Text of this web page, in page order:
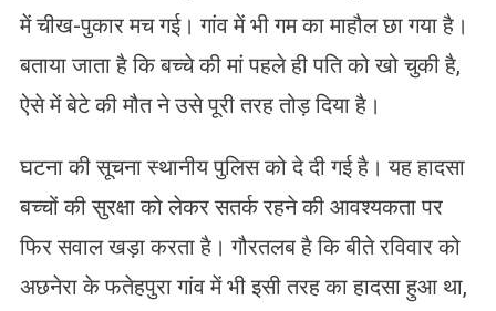
में चीख-पुकार मच गई। गांव में भी गम का माहौल छा गया है।
बताया जाता है कि बच्चे की मां पहले ही पति को खो चुकी है,
ऐसे में बेटे की मौत ने उसे पूरी तरह तोड़ दिया है।
घटना की सूचना स्थानीय पुलिस को दे दी गई है। यह हादसा
बच्चों की सुरक्षा को लेकर सतर्क रहने की आवश्यकता पर
फिर सवाल खड़ा करता है। गौरतलब है कि बीते रविवार को
अछनेरा के फतेहपुरा गांव में भी इसी तरह का हादसा हुआ था,